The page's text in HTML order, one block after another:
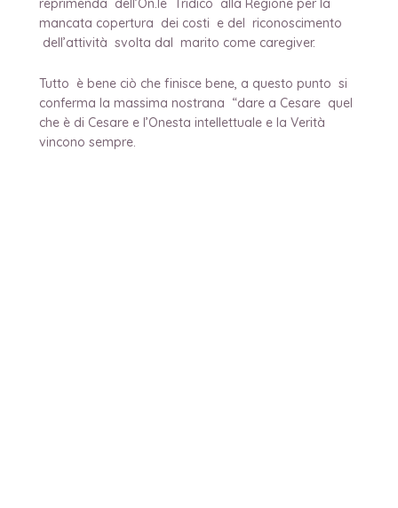
mancata copertura dei costi e del riconoscimento
dell’attività svolta dal marito come caregiver.
Tutto è bene ciò che finisce bene, a questo punto si
conferma la massima nostrana “dare a Cesare quel
che è di Cesare e l’Onesta intellettuale e la Verità
vincono sempre.